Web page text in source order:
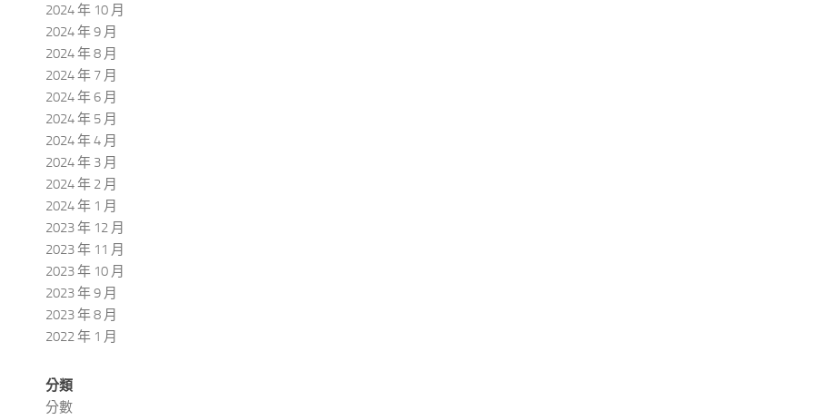
2024 年 10 月
2024 年 9 月
2024 年 8 月
2024 年 7 月
2024 年 6 月
2024 年 5 月
2024 年 4 月
2024 年 3 月
2024 年 2 月
2024 年 1 月
2023 年 12 月
2023 年 11 月
2023 年 10 月
2023 年 9 月
2023 年 8 月
2022 年 1 月
分類
分數